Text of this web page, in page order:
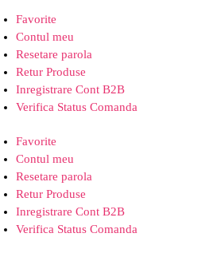
Favorite
Contul meu
Resetare parola
Retur Produse
Inregistrare Cont B2B
Verifica Status Comanda
Favorite
Contul meu
Resetare parola
Retur Produse
Inregistrare Cont B2B
Verifica Status Comanda